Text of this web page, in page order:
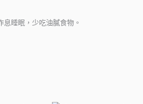
睡眠，少吃油膩食物。